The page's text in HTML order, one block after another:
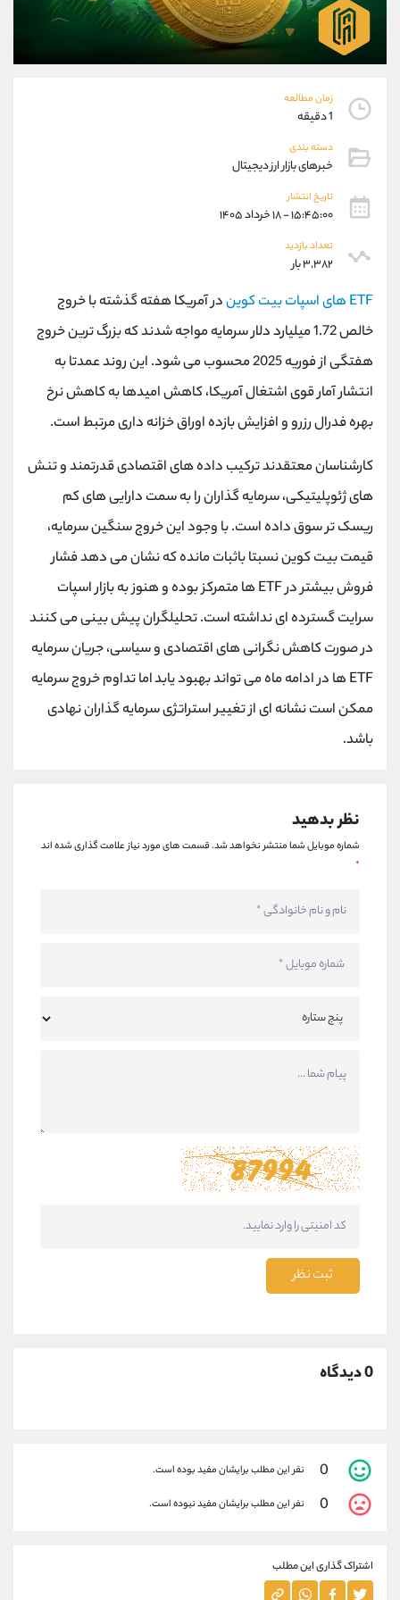
زمان مطالعه
1 دقیقه
دسته بندی
خبرهای بازار ارز دیجیتال
تاریخ انتشار
۱۵:۴۵:۰۰ - ۱۸ خرداد ۱۴۰۵
تعداد بازدید
۳,۳۸۲ بار
ETF های اسپات بیت کوین
در آمریکا هفته گذشته با خروج
خالص 1.72 میلیارد دلار سرمایه مواجه شدند که بزرگ ترین خروج
هفتگی از فوریه 2025 محسوب می شود. این روند عمدتا به
انتشار آمار قوی اشتغال آمریکا، کاهش امیدها به کاهش نرخ
بهره فدرال رزرو و افزایش بازده اوراق خزانه داری مرتبط است.
کارشناسان معتقدند ترکیب داده های اقتصادی قدرتمند و تنش
های ژئوپلیتیکی، سرمایه گذاران را به سمت دارایی های کم
ریسک تر سوق داده است. با وجود این خروج سنگین سرمایه،
قیمت بیت کوین نسبتا باثبات مانده که نشان می دهد فشار
فروش بیشتر در ETF ها متمرکز بوده و هنوز به بازار اسپات
سرایت گسترده ای نداشته است. تحلیلگران پیش بینی می کنند
در صورت کاهش نگرانی های اقتصادی و سیاسی، جریان سرمایه
ETF ها در ادامه ماه می تواند بهبود یابد اما تداوم خروج سرمایه
ممکن است نشانه ای از تغییر استراتژی سرمایه گذاران نهادی
باشد.
نظر بدهید
شماره موبایل شما منتشر نخواهد شد.قسمت های مورد نیاز علامت گذاری شده اند
*
ثبت نظر
0 دیدگاه
0 نفر این مطلب برایشان مفید بوده است.
0 نفر این مطلب برایشان مفید نبوده است.
اشتراک گذاری این مطلب
09927779040
واتساپ شروع گفتگو
تلگرام
پشتیبان فروش
موبایل
واتساپ
تلگرام
داخلی
اطلاعات تماس
تلفن 021-22021030
بدون پیش شماره 90001030
اینستاگرام @alireza.mehrabii
کانال تلگرام @alirezamehrabi_com